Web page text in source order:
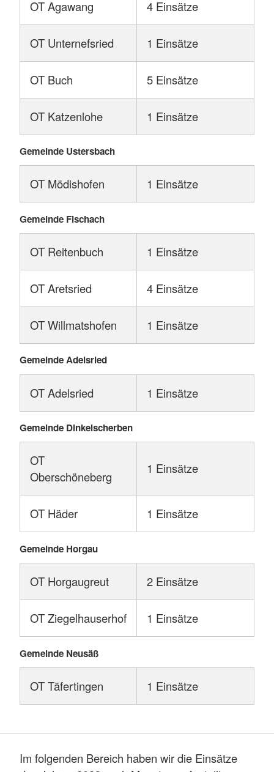
OT Agawang 4 Einsätze
OT Unternefsried 1 Einsätze
OT Buch 5 Einsätze
OT Katzenlohe 1 Einsätze
Gemeinde Ustersbach
OT Mödishofen 1 Einsätze
Gemeinde Fischach
OT Reitenbuch 1 Einsätze
OT Aretsried 4 Einsätze
OT Willmatshofen 1 Einsätze
Gemeinde Adelsried
OT Adelsried 1 Einsätze
Gemeinde Dinkelscherben
OT
Oberschöneberg
1 Einsätze
OT Häder 1 Einsätze
Gemeinde Horgau
OT Horgaugreut 2 Einsätze
OT Ziegelhauserhof 1 Einsätze
Gemeinde Neusäß
OT Täfertingen 1 Einsätze
Im folgenden Bereich haben wir die Einsätze